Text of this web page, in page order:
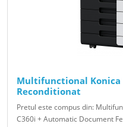
Multifunctional Konica
Reconditionat
Pretul este compus din:
C360i + Automatic Document